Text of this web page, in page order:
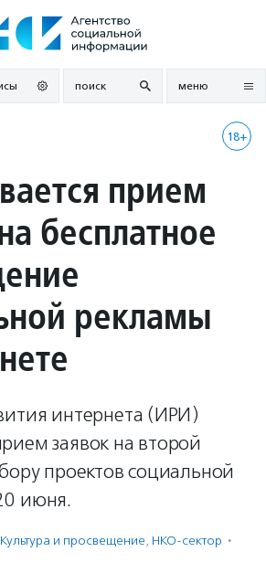
поиск меню
18+
прием
бесплатное
рекламы
интернета (ИРИ)
заявок на второй
проектов социальной
июня.
Культура и просвещение, НКО-сектор ·